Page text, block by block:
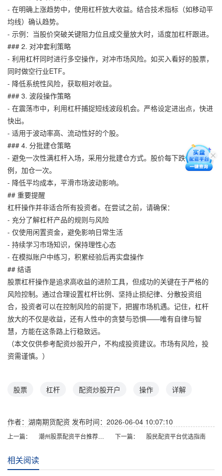
- 在明确上涨趋势中，使用杠杆放大收益。结合技术指标（如移动平
均线）确认趋势。
- 示例：当股价突破关键阻力位且成交量放大时，适度加杠杆跟进。
### 2. 对冲套利策略
- 利用杠杆同时进行多空操作，对冲市场风险。如买入看好的股票，
同时做空行业ETF。
- 降低系统性风险，获取相对收益。
### 3. 波段操作策略
- 在震荡市中，利用杠杆捕捉短线波段机会。严格设定进出点，快进
快出。
- 适用于波动率高、流动性好的个股。
### 4. 分批建仓策略
- 避免一次性满杠杆入场，采用分批建仓方式。股价每下跌一定比
例，加仓一次。
- 降低平均成本，平滑市场波动影响。
## 重要提醒
杠杆操作并非适合所有投资者。在尝试之前，请确保：
- 充分了解杠杆产品的规则与风险
- 仅使用闲置资金，避免影响日常生活
- 持续学习市场知识，保持理性心态
- 在模拟账户中练习，积累经验后再实盘操作
## 结语
股票杠杆操作是追求高收益的进阶工具，但成功的关键在于严格的
风险控制。通过合理设置杠杆比例、坚持止损纪律、分散投资组
合，投资者可以在控制风险的前提下，把握市场机遇。记住，杠杆
放大的不仅是收益，还有人性中的贪婪与恐惧——唯有自律与智
慧，方能在这条路上行稳致远。
（本文仅供参考配资炒股开户，不构成投资建议。市场有风险，投
资需谨慎。）
股票 杠杆 配资炒股开户 操作 详解
作者：湖南期货配资 发布时间：2026-06-04 10:07:10
上一篇： 潮州股票配资平台推荐与风险提示 下一篇： 股民配资平台优选指南
相关阅读